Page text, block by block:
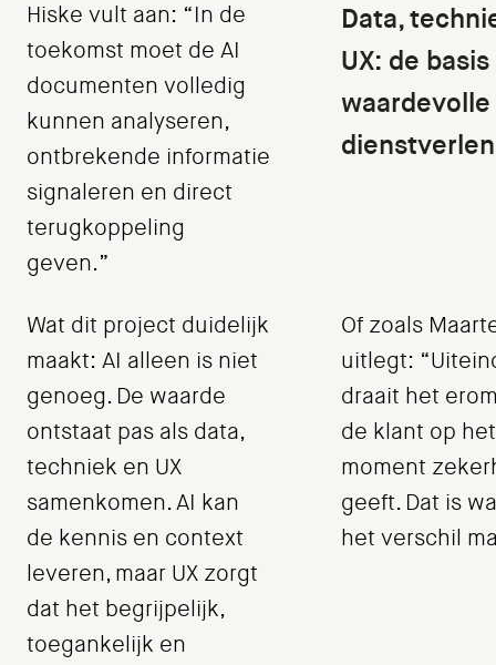
Hiske vult aan: “In de
toekomst moet de AI
documenten volledig
kunnen analyseren,
ontbrekende informatie
signaleren en direct
terugkoppeling
geven.”
Data,
UX: de
Wat dit project duidelijk
maakt: AI alleen is niet
genoeg. De waarde
ontstaat pas als data,
techniek en UX
samenkomen. AI kan
de kennis en context
leveren, maar UX zorgt
dat het begrijpelijk,
toegankelijk en
Of zoals
uitlegt:
draait het
de klant op
moment
geeft. Dat is
het verschil